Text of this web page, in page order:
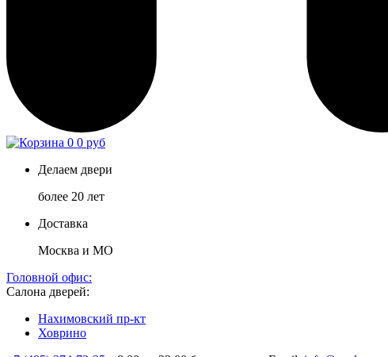
0 0 руб
Делаем двери
более 20 лет
Доставка
Москва и МО
Головной офис:
Салона дверей:
Нахимовский пр-кт
Ховрино